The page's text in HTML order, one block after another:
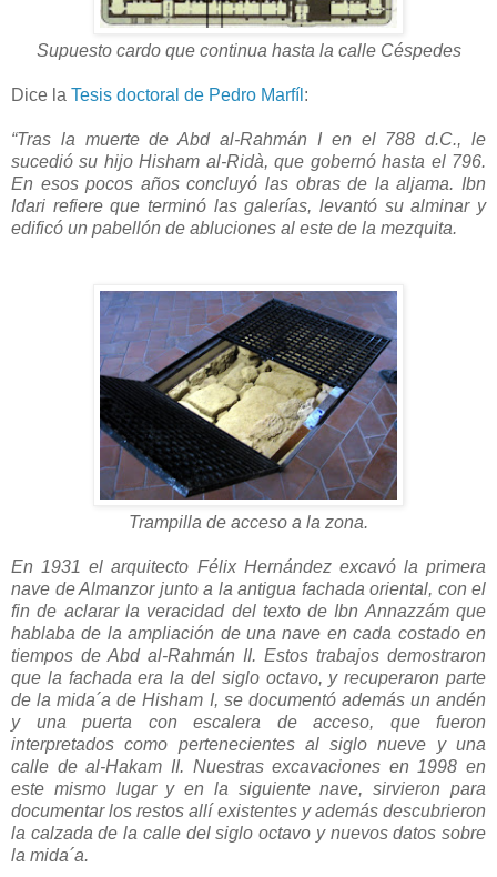
Supuesto cardo que continua hasta la calle Céspedes
Dice la Tesis doctoral de Pedro Marfíl :
“Tras la muerte de Abd al-Rahmán I en el 788 d.C., le
sucedió su hijo Hisham al-Ridà, que gobernó hasta el 796.
En esos pocos años concluyó las obras de la aljama. Ibn
Idari refiere que terminó las galerías, levantó su alminar y
edificó un pabellón de abluciones al este de la mezquita.
Trampilla de acceso a la zona.
En 1931 el arquitecto Félix Hernández excavó la primera
nave de Almanzor junto a la antigua fachada oriental, con el
fin de aclarar la veracidad del texto de Ibn Annazzám que
hablaba de la ampliación de una nave en cada costado en
tiempos de Abd al-Rahmán II. Estos trabajos demostraron
que la fachada era la del siglo octavo, y recuperaron parte
de la mida´a de Hisham I, se documentó además un andén
y una puerta con escalera de acceso, que fueron
interpretados como pertenecientes al siglo nueve y una
calle de al-Hakam II. Nuestras excavaciones en 1998 en
este mismo lugar y en la siguiente nave, sirvieron para
documentar los restos allí existentes y además descubrieron
la calzada de la calle del siglo octavo y nuevos datos sobre
la mida´a.